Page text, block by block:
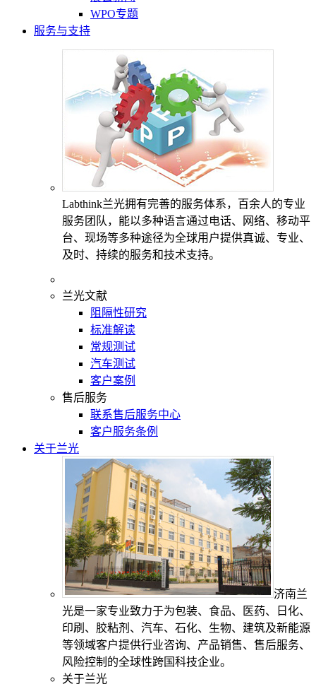
WPO专题
服务与支持
Labthink兰光拥有完善的服务体系，百余人的专业
服务团队，能以多种语言通过电话、网络、移动平
台、现场等多种途径为全球用户提供真诚、专业、
及时、持续的服务和技术支持。
兰光文献
阻隔性研究
标准解读
常规测试
汽车测试
客户案例
售后服务
联系售后服务中心
客户服务条例
关于兰光
济南兰
光是一家专业致力于为包装、食品、医药、日化、
印刷、胶粘剂、汽车、石化、生物、建筑及新能源
等领域客户提供行业咨询、产品销售、售后服务、
风险控制的全球性跨国科技企业。
关于兰光